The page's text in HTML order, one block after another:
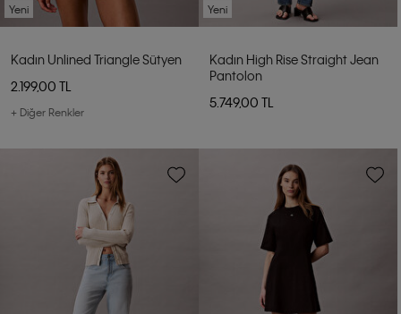
Yeni
Kadın Unlined Triangle Sütyen
2.199,00 TL
+ Diğer Renkler
Yeni
Kadın High Rise Straight Jean
Pantolon
5.749,00 TL